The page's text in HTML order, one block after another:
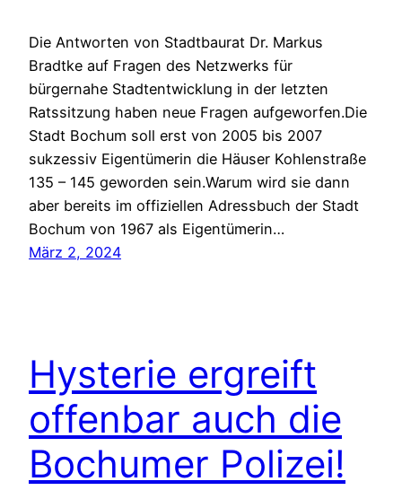
Die Antworten von Stadtbaurat Dr. Markus
Bradtke auf Fragen des Netzwerks für
bürgernahe Stadtentwicklung in der letzten
Ratssitzung haben neue Fragen aufgeworfen.Die
Stadt Bochum soll erst von 2005 bis 2007
sukzessiv Eigentümerin die Häuser Kohlenstraße
135 – 145 geworden sein.Warum wird sie dann
aber bereits im offiziellen Adressbuch der Stadt
Bochum von 1967 als Eigentümerin…
März 2, 2024
Hysterie ergreift
offenbar auch die
Bochumer Polizei!